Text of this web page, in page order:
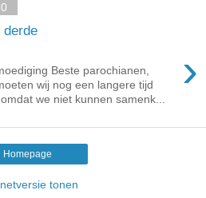
derde
›
Beste parochianen,
wij nog een langere tijd
we niet kunnen samenk...
Homepage
tonen